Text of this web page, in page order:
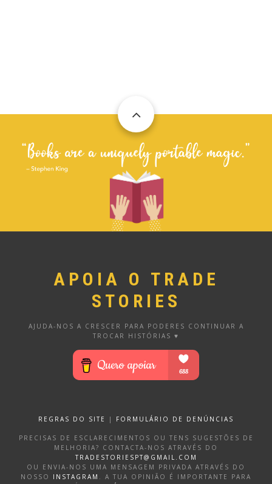
APOIA O TRADE
STORIES
AJUDA-NOS A CRESCER PARA PODERES CONTINUAR A
TROCAR HISTÓRIAS ♥
REGRAS DO SITE | FORMULÁRIO DE DENÚNCIAS
PRECISAS DE ESCLARECIMENTOS OU TENS SUGESTÕES DE
MELHORIA? CONTACTA-NOS ATRAVÉS DO
TRADESTORIESPT@GMAIL.COM
OU ENVIA-NOS UMA MENSAGEM PRIVADA ATRAVÉS DO
NOSSO INSTAGRAM
. A TUA OPINIÃO É IMPORTANTE PARA